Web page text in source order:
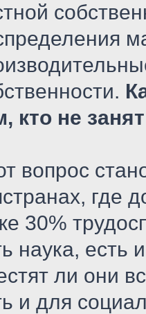
кто не
вопрос
где
30%
наука, есть
ли они
и для